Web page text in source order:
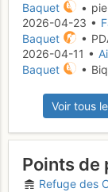
Baquet
•
2026-04-23 •
Baquet
•
2026-04-11 •
Baquet
•
Voir tous
Points de
Refuge des